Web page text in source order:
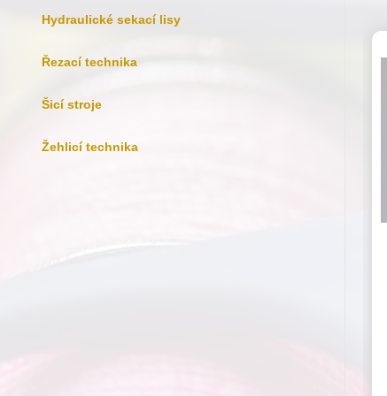
Hydraulické sekací lisy
Řezací technika
Šicí stroje
Žehlicí technika